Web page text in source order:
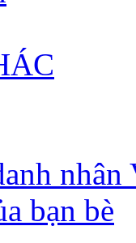
nhân
bạn bè